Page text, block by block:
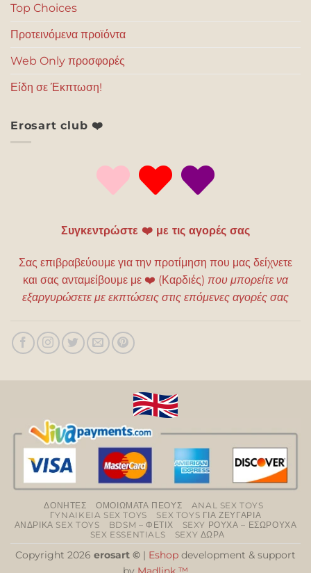
Top Choices
Προτεινόμενα προϊόντα
Web Only προσφορές
Είδη σε Έκπτωση!
Erosart club ❤️
Συγκεντρώστε ❤️ με τις αγορές σας
Σας επιβραβεύουμε για την προτίμηση που μας δείχνετε
και σας ανταμείβουμε με ❤️ (Καρδιές) που μπορείτε να
εξαργυρώσετε με εκπτώσεις στις επόμενες αγορές σας
ΔΟΝΗΤΕΣ ΟΜΟΙΩΜΑΤΑ ΠΕΟΥΣ
ANAL SEX TOYS
ΓYNAIKEIA SEX TOYS
SEX TOYS ΓΙΑ ΖΕΥΓΑΡΙΑ
ΑΝΔΡΙΚΑ SEX TOYS
BDSM – ΦΕΤΙΧ
SEXY ΡΟΥΧΑ – ΕΣΩΡΟΥΧΑ
SEX ESSENTIALS
SEXY ΔΩΡΑ
Copyright 2026 erosart © | Eshop development & support